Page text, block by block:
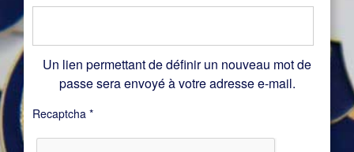
Un lien permettant de définir un nouveau mot de
passe sera envoyé à votre adresse e-mail.
Recaptcha *